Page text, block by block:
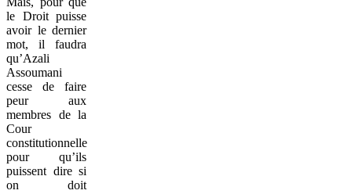
le Droit puisse
avoir le dernier
mot, il faudra
qu’Azali
Assoumani
cesse de faire
peur aux
membres de la
Cour
constitutionnelle
pour qu’ils
puissent dire si
on doit